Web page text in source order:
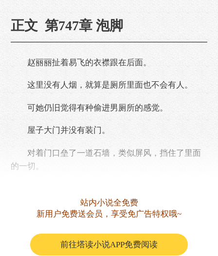
正文 第747章 泡脚
赵丽丽扯着易飞的衣襟跟在后面。
这里没有人烟，就算是厕所里面也不会有人。
可她仍旧觉得有种偷进男厕所的感觉。
屋子大门并没有装门。
对着门口垒了一道石墙，类似屏风，挡住了里面
的一切。
无非是些粗俗的话语。
赵丽丽瞟了一眼就看向别处。
站内小说全免费
新用户免费送会员，享受免广告特权哦~
前往塔读小说APP免费阅读